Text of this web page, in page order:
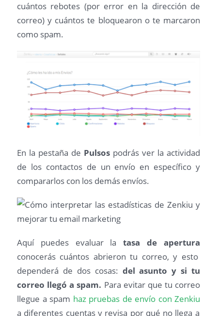
cuántos rebotes (por error en la dirección de
correo) y cuántos te bloquearon o te marcaron
como spam.
En la pestaña de Pulsos podrás ver la actividad
de los contactos de un envío en específico y
compararlos con los demás envíos.
Aquí puedes evaluar latasa de apertura
conocerás cuántos abrieron tu correo, y esto
dependerá de dos cosas: del asunto y si tu
correo llegó a spam. Para evitar que tu correo
llegue a spam haz pruebas de envío con Zenkiu
a diferentes cuentas y revisa por qué no llega a